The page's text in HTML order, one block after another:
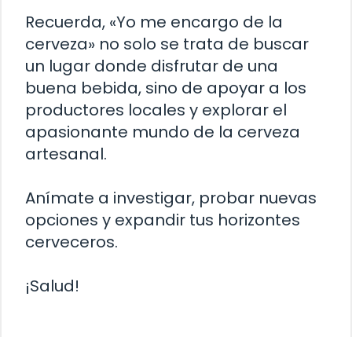
Recuerda, «Yo me encargo de la
cerveza» no solo se trata de buscar
un lugar donde disfrutar de una
buena bebida, sino de apoyar a los
productores locales y explorar el
apasionante mundo de la cerveza
artesanal.
Anímate a investigar, probar nuevas
opciones y expandir tus horizontes
cerveceros.
¡Salud!